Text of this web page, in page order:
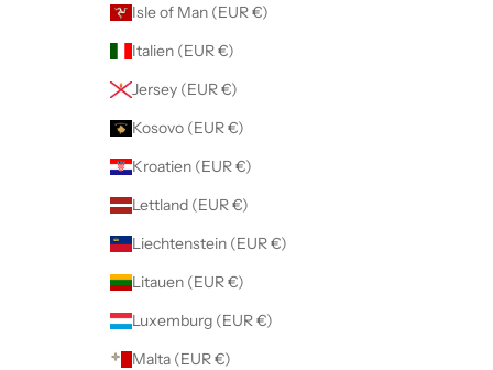
Isle of Man (EUR €)
Italien (EUR €)
Jersey (EUR €)
Kosovo (EUR €)
Kroatien (EUR €)
Lettland (EUR €)
Liechtenstein (EUR €)
Litauen (EUR €)
Luxemburg (EUR €)
Malta (EUR €)